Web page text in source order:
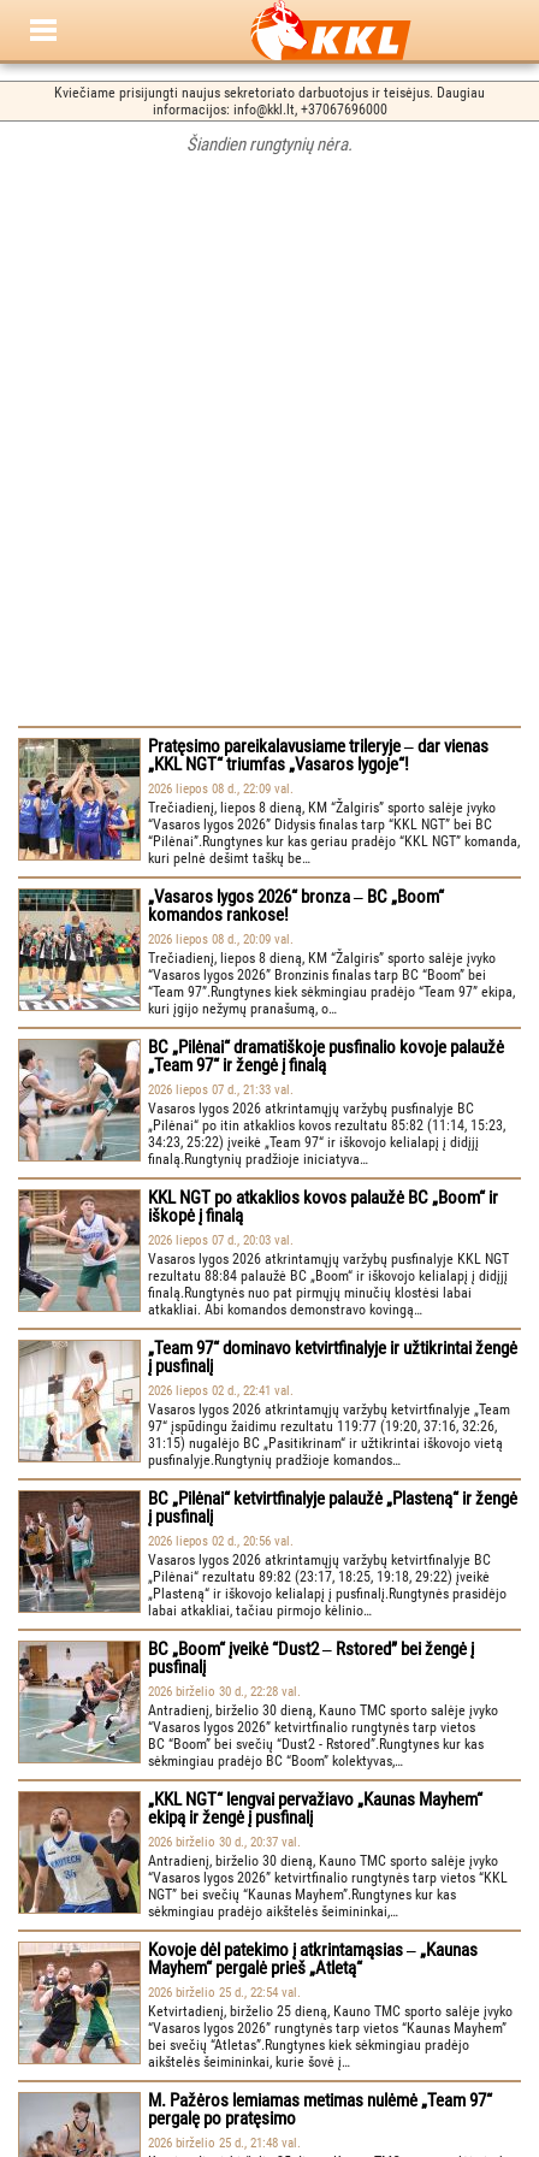
Kviečiame prisijungti naujus sekretoriato darbuotojus ir teisėjus. Daugiau
informacijos: info@kkl.lt, +37067696000
Šiandien rungtynių nėra.
Pratęsimo pareikalavusiame trileryje ‒ dar vienas
„KKL NGT“ triumfas „Vasaros lygoje“!
2026 liepos 08 d., 22:09 val.
Trečiadienį, liepos 8 dieną, KM “Žalgiris” sporto salėje įvyko
“Vasaros lygos 2026” Didysis finalas tarp “KKL NGT” bei BC
“Pilėnai”.Rungtynes kur kas geriau pradėjo “KKL NGT” komanda,
kuri pelnė dešimt taškų be…
„Vasaros lygos 2026“ bronza ‒ BC „Boom“
komandos rankose!
2026 liepos 08 d., 20:09 val.
Trečiadienį, liepos 8 dieną, KM “Žalgiris” sporto salėje įvyko
“Vasaros lygos 2026” Bronzinis finalas tarp BC “Boom” bei
“Team 97”.Rungtynes kiek sėkmingiau pradėjo “Team 97” ekipa,
kuri įgijo nežymų pranašumą, o…
BC „Pilėnai“ dramatiškoje pusfinalio kovoje palaužė
„Team 97“ ir žengė į finalą
2026 liepos 07 d., 21:33 val.
Vasaros lygos 2026 atkrintamųjų varžybų pusfinalyje BC
„Pilėnai“ po itin atkaklios kovos rezultatu 85:82 (11:14, 15:23,
34:23, 25:22) įveikė „Team 97“ ir iškovojo kelialapį į didįjį
finalą.Rungtynių pradžioje iniciatyva…
KKL NGT po atkaklios kovos palaužė BC „Boom“ ir
iškopė į finalą
2026 liepos 07 d., 20:03 val.
Vasaros lygos 2026 atkrintamųjų varžybų pusfinalyje KKL NGT
rezultatu 88:84 palaužė BC „Boom“ ir iškovojo kelialapį į didįjį
finalą.Rungtynės nuo pat pirmųjų minučių klostėsi labai
atkakliai. Abi komandos demonstravo kovingą…
„Team 97“ dominavo ketvirtfinalyje ir užtikrintai žengė
į pusfinalį
2026 liepos 02 d., 22:41 val.
Vasaros lygos 2026 atkrintamųjų varžybų ketvirtfinalyje „Team
97“ įspūdingu žaidimu rezultatu 119:77 (19:20, 37:16, 32:26,
31:15) nugalėjo BC „Pasitikrinam“ ir užtikrintai iškovojo vietą
pusfinalyje.Rungtynių pradžioje komandos…
BC „Pilėnai“ ketvirtfinalyje palaužė „Plasteną“ ir žengė
į pusfinalį
2026 liepos 02 d., 20:56 val.
Vasaros lygos 2026 atkrintamųjų varžybų ketvirtfinalyje BC
„Pilėnai“ rezultatu 89:82 (23:17, 18:25, 19:18, 29:22) įveikė
„Plasteną“ ir iškovojo kelialapį į pusfinalį.Rungtynės prasidėjo
labai atkakliai, tačiau pirmojo kėlinio…
BC „Boom“ įveikė “Dust2 ‒ Rstored” bei žengė į
pusfinalį
2026 birželio 30 d., 22:28 val.
Antradienį, birželio 30 dieną, Kauno TMC sporto salėje įvyko
“Vasaros lygos 2026” ketvirtfinalio rungtynės tarp vietos
BC “Boom” bei svečių “Dust2 - Rstored”.Rungtynes kur kas
sėkmingiau pradėjo BC “Boom” kolektyvas,…
„KKL NGT“ lengvai pervažiavo „Kaunas Mayhem“
ekipą ir žengė į pusfinalį
2026 birželio 30 d., 20:37 val.
Antradienį, birželio 30 dieną, Kauno TMC sporto salėje įvyko
“Vasaros lygos 2026” ketvirtfinalio rungtynės tarp vietos “KKL
NGT” bei svečių “Kaunas Mayhem”.Rungtynes kur kas
sėkmingiau pradėjo aikštelės šeimininkai,…
Kovoje dėl patekimo į atkrintamąsias ‒ „Kaunas
Mayhem“ pergalė prieš „Atletą“
2026 birželio 25 d., 22:54 val.
Ketvirtadienį, birželio 25 dieną, Kauno TMC sporto salėje įvyko
“Vasaros lygos 2026” rungtynės tarp vietos “Kaunas Mayhem”
bei svečių “Atletas”.Rungtynes kiek sėkmingiau pradėjo
aikštelės šeimininkai, kurie šovė į…
M. Pažėros lemiamas metimas nulėmė „Team 97“
pergalę po pratęsimo
2026 birželio 25 d., 21:48 val.